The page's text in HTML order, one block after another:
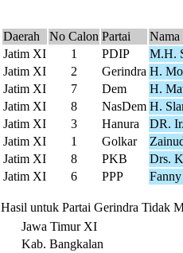
Daerah No Calon Partai
Nama
Jatim XI
1 PDIP
M.H.
Jatim XI
2 Gerindra H.
Jatim XI
7 Dem
H.
Jatim XI
8 NasDem H.
Jatim XI
3 Hanura
DR.
Jatim XI
1 Golkar
Jatim XI
8 PKB
Drs.
Jatim XI
6 PPP
Hasil untuk Partai Gerindra Tidak
Jawa Timur XI
Kab. Bangkalan